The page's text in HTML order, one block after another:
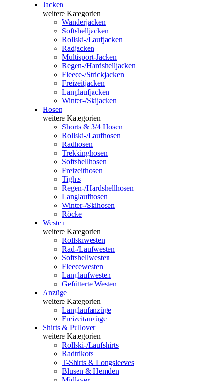
Jacken
weitere Kategorien
Wanderjacken
Softshelljacken
Rollski-/Laufjacken
Radjacken
Multisport-Jacken
Regen-/Hardshelljacken
Fleece-/Strickjacken
Freizeitjacken
Langlaufjacken
Winter-/Skijacken
Hosen
weitere Kategorien
Shorts & 3/4 Hosen
Rollski-/Laufhosen
Radhosen
Trekkinghosen
Softshellhosen
Freizeithosen
Tights
Regen-/Hardshellhosen
Langlaufhosen
Winter-/Skihosen
Röcke
Westen
weitere Kategorien
Rollskiwesten
Rad-/Laufwesten
Softshellwesten
Fleecewesten
Langlaufwesten
Gefütterte Westen
Anzüge
weitere Kategorien
Langlaufanzüge
Freizeitanzüge
Shirts & Pullover
weitere Kategorien
Rollski-/Laufshirts
Radtrikots
T-Shirts & Longsleeves
Blusen & Hemden